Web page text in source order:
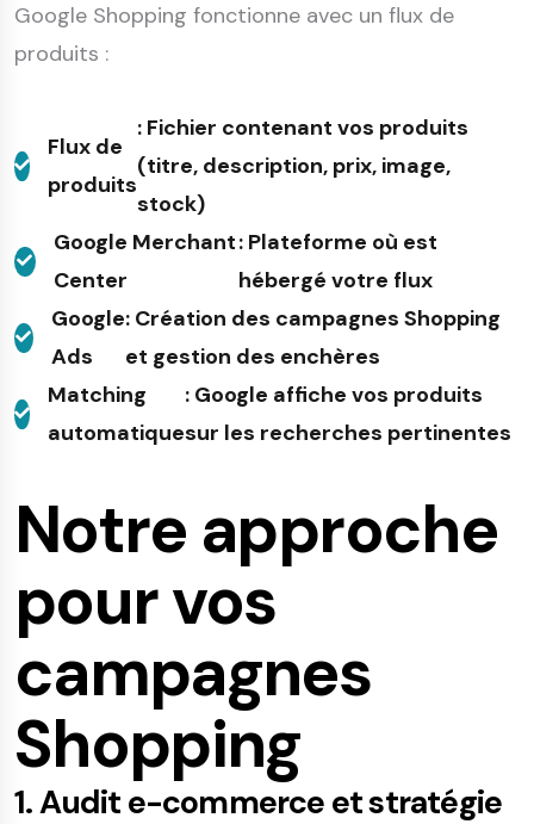
Google Shopping fonctionne avec un flux de
produits :
Flux de
produits
: Fichier contenant vos produits
(titre, description, prix, image,
stock)
Google Merchant
Center
: Plateforme où est
hébergé votre flux
Google
Ads
: Création des campagnes Shopping
et gestion des enchères
Matching
automatique
: Google affiche vos produits
sur les recherches pertinentes
Notre approche
pour vos
campagnes
Shopping
1. Audit e-commerce et stratégie